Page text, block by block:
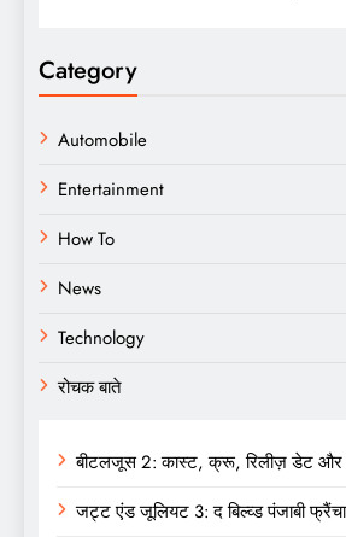
Category
Automobile
Entertainment
How To
News
Technology
रोचक बाते
बीटलजूस 2: कास्ट, क्रू, रिलीज़ डेट और
जट्ट एंड जूलियट 3: द बिल्व्ड पंजाबी